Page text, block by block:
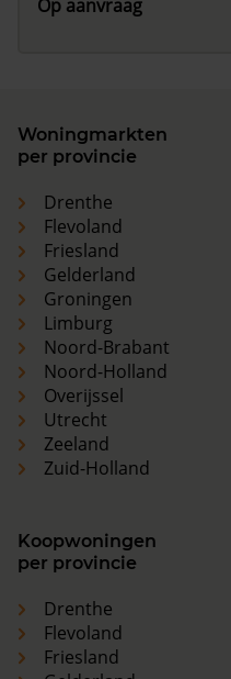
Op aanvraag
Woningmarkten
per provincie
Drenthe
Flevoland
Friesland
Gelderland
Groningen
Limburg
Noord-Brabant
Noord-Holland
Overijssel
Utrecht
Zeeland
Zuid-Holland
Koopwoningen
per provincie
Drenthe
Flevoland
Friesland